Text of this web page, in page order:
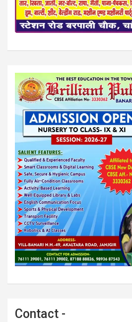
Contact -